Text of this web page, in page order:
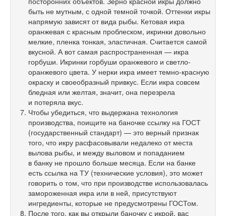
быть не мутным, с одной темной точкой. Оттенки икры
напрямую зависят от вида рыбы. Кетовая икра
оранжевая с красным проблеском, икринки довольно
мелкие, пленка тонкая, эластичная. Считается самой
вкусной. А вот самая распространенная — икра
горбуши. Икринки горбуши оранжевого и светло-
оранжевого цвета. У нерки икра имеет темно-красную
окраску и своеобразный привкус. Если икра совсем
бледная или желтая, значит, она перезрела
и потеряла вкус.
Чтобы убедиться, что выдержана технология
производства, поищите на баночке ссылку на ГОСТ
(государственный стандарт) — это верный признак
того, что икру расфасовывали недалеко от места
вылова рыбы, и между выловом и попаданием
в банку не прошло больше месяца. Если на банке
есть ссылка на ТУ (технические условия), это может
говорить о том, что при производстве использовалась
замороженная икра или в ней, присутствуют
ингредиенты, которые не предусмотрены ГОСТом.
После того, как вы открыли баночку с икрой, вас